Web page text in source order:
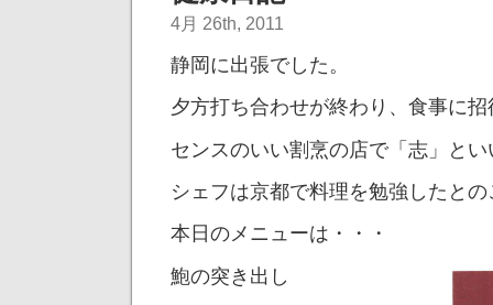
4月 26th, 2011
静岡に出張でした。
夕方打ち合わせが終わり、食事に
センスのいい割烹の店で「志」とい
シェフは京都で料理を勉強したと
本日のメニューは・・・
鮑の突き出し